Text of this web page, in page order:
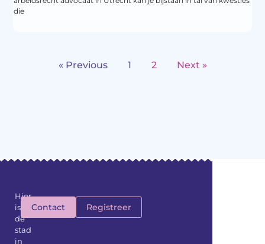
die
« Previous 1 2 Next »
Hier
is
de
stad
in
Contact Registreer